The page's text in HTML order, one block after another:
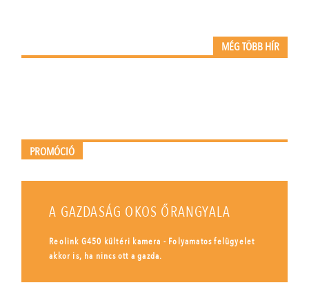
MÉG TÖBB HÍR
PROMÓCIÓ
A GAZDASÁG OKOS ŐRANGYALA
Reolink G450 kültéri kamera - Folyamatos felügyelet
akkor is, ha nincs ott a gazda.